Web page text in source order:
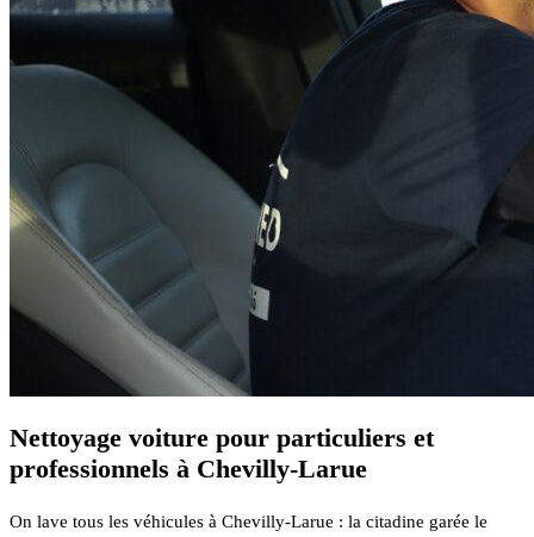
Nettoyage voiture pour particuliers et
professionnels à Chevilly-Larue
On lave tous les véhicules à Chevilly-Larue : la citadine garée le